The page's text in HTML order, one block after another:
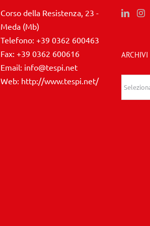
Corso della Resistenza, 23 -
Meda (Mb)
Telefono: +39 0362 600463
Fax: +39 0362 600616
Email: info@tespi.net
Web: http://www.tespi.net/
ARCHIVI